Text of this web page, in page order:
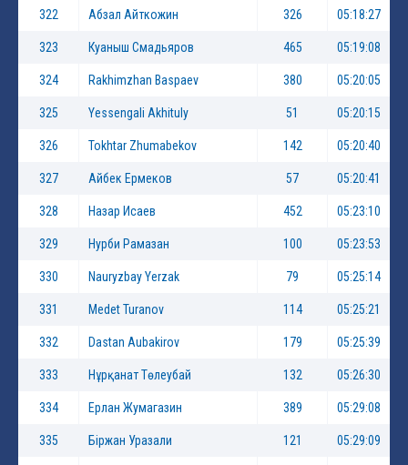
322 Абзал Айткожин 326 05:18:27
323 Куаныш Смадьяров 465 05:19:08
324 Rakhimzhan Baspaev 380 05:20:05
325 Yessengali Akhituly 51 05:20:15
326 Tokhtar Zhumabekov 142 05:20:40
327 Айбек Ермеков 57 05:20:41
328 Назар Исаев 452 05:23:10
329 Нурби Рамазан 100 05:23:53
330 Nauryzbay Yerzak 79 05:25:14
331 Medet Turanov 114 05:25:21
332 Dastan Aubakirov 179 05:25:39
333 Нұрқанат Төлеубай 132 05:26:30
334 Ерлан Жумагазин 389 05:29:08
335 Біржан Уразали 121 05:29:09